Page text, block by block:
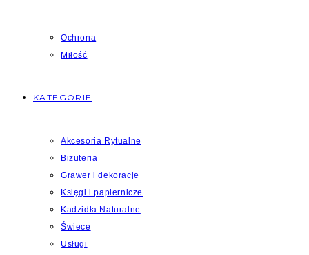
Ochrona
Miłość
KATEGORIE
Akcesoria Rytualne
Biżuteria
Grawer i dekoracje
Księgi i papiernicze
Kadzidła Naturalne
Świece
Usługi